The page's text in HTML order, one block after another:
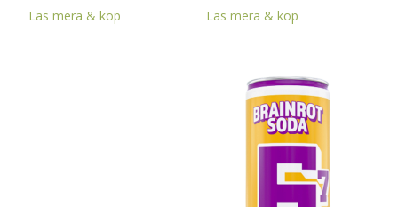
Läs mera & köp Läs mera & köp